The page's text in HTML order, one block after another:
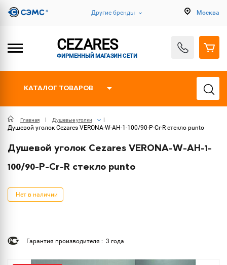
Другие бренды Москва
CEZARES
ФИРМЕННЫЙ МАГАЗИН СЕТИ
КАТАЛОГ ТОВАРОВ
Главная Душевые уголки
Душевой уголок Cezares VERONA-W-AH-1-100/90-P-Cr-R стекло punto
Душевой уголок Cezares VERONA-W-AH-1-
100/90-P-Cr-R стекло punto
Нет в наличии
Гарантия производителя : 3 года